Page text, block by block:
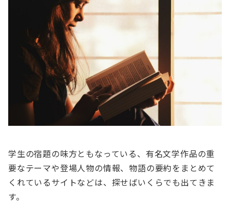
学生の宿題の味方ともなっている、有名文学作品の重
要なテーマや登場人物の情報、物語の要約をまとめて
くれているサイトなどは、探せばいくらでも出てきま
す。